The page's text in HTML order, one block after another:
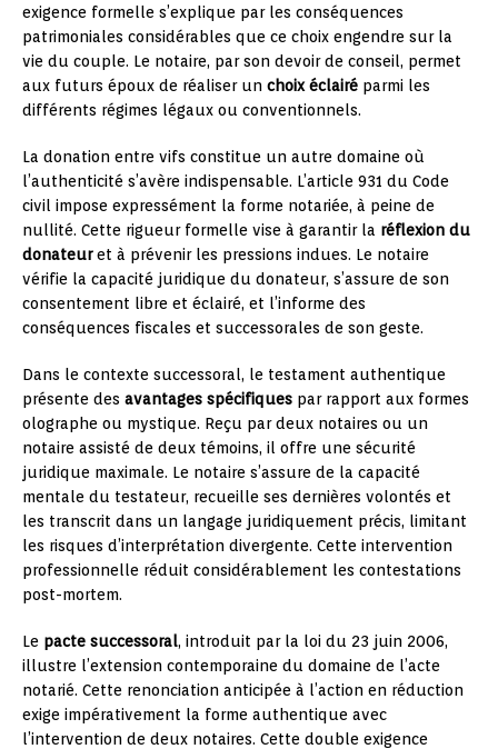
exigence formelle s’explique par les conséquences
patrimoniales considérables que ce choix engendre sur la
vie du couple. Le notaire, par son devoir de conseil, permet
aux futurs époux de réaliser un choix éclairé parmi les
différents régimes légaux ou conventionnels.
La donation entre vifs constitue un autre domaine où
l’authenticité s’avère indispensable. L’article 931 du Code
civil impose expressément la forme notariée, à peine de
nullité. Cette rigueur formelle vise à garantir la réflexion du
donateuret à prévenir les pressions indues. Le notaire
vérifie la capacité juridique du donateur, s’assure de son
consentement libre et éclairé, et l’informe des
conséquences fiscales et successorales de son geste.
Dans le contexte successoral, le testament authentique
présente des avantages spécifiques par rapport aux formes
olographe ou mystique. Reçu par deux notaires ou un
notaire assisté de deux témoins, il offre une sécurité
juridique maximale. Le notaire s’assure de la capacité
mentale du testateur, recueille ses dernières volontés et
les transcrit dans un langage juridiquement précis, limitant
les risques d’interprétation divergente. Cette intervention
professionnelle réduit considérablement les contestations
post-mortem.
Le pacte successoral, introduit par la loi du 23 juin 2006,
illustre l’extension contemporaine du domaine de l’acte
notarié. Cette renonciation anticipée à l’action en réduction
exige impérativement la forme authentique avec
l’intervention de deux notaires. Cette double exigence